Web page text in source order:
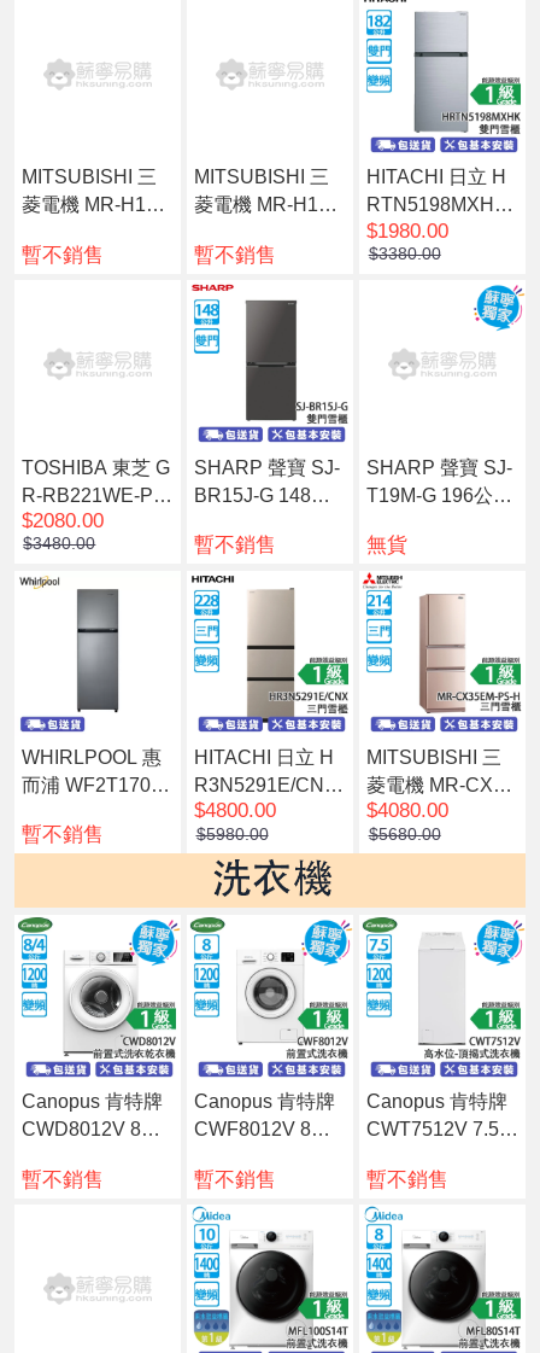
MITSUBISHI 三
菱電機 MR-H15R
門環保雪櫃 閃銀
暫不銷售
MITSUBISHI 三
菱電機 MR-H17R
門雪櫃 閃銀
暫不銷售
HITACHI 日立 H
RTN5198MXHK
182公升 上置式
冷凍型 變頻 雙門
雪櫃 炫酷鋼灰
$1980.00
$3380.00
TOSHIBA 東芝 G
R-RB221WE-PM
A(57) 163公升 下
置式冷凍型 變頻
雙門雪櫃 銀灰色
$2080.00
$3480.00
SHARP 聲寶 SJ-
BR15J-G 148公
轉 雙門雪櫃 炭灰
暫不銷售
SHARP 聲寶 SJ-
T19M-G 196公升
頻 雙門雪櫃 暗灰
無貨
WHIRLPOOL 惠
而浦 WF2T170R
公升 白金銀
暫不銷售
HITACHI 日立 H
R3N5291E/CNX
228公升 變頻 三
門雪櫃 新不銹鋼
香檳色
$4800.00
$5980.00
MITSUBISHI 三
菱電機 MR-CX35
EM-PS-H 214公
升 變頻 三門雪櫃
$4080.00
$5680.00
Canopus 肯特牌
CWD8012V 8公
前置式洗衣乾衣
暫不銷售
Canopus 肯特牌
CWF8012V 8公
前置式洗衣機
暫不銷售
Canopus 肯特牌
CWT7512V 7.5公
高水位 頂揭式洗
衣機 ]
暫不銷售